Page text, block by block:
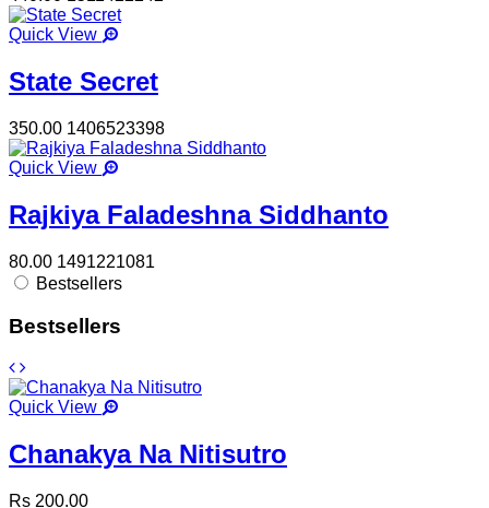
Quick View
State Secret
350.00 1406523398
Quick View
Rajkiya Faladeshna Siddhanto
80.00 1491221081
Bestsellers
Bestsellers
Quick View
Chanakya Na Nitisutro
Rs 200.00